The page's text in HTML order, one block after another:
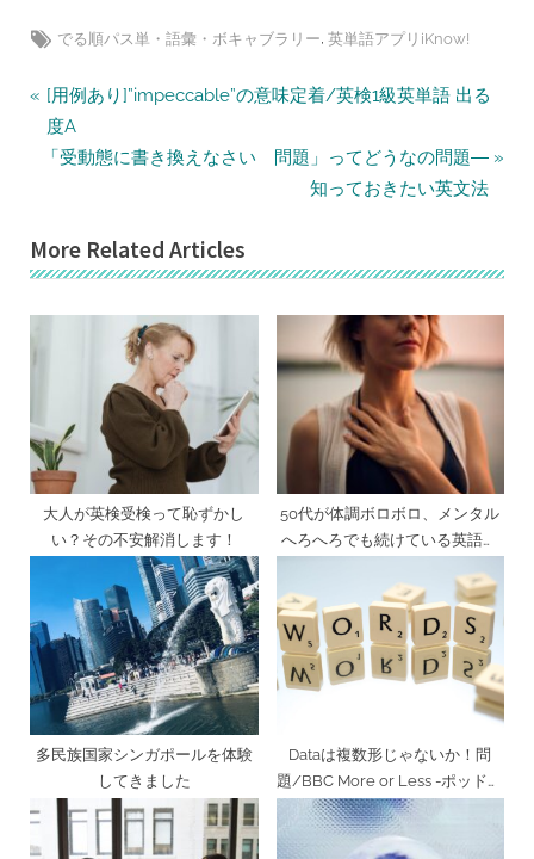
Tags:
でる順パス単・語彙・ボキャブラリー, 英単語アプリiKnow!
投
稿
ー
ョ
ン
P
r
e
o
u
s
t
:
[用例あり]”impeccable”の意味定着/英検1級英単語 出る
度A
N
t
P
o
「受動態に書き換えなさい 問題」ってどうなの問題―
知っておきたい英文法
More Related Articles
大人が英検受検って恥ずかし
い？その不安解消します！
50代が体調ボロボロ、メンタル
へろへろでも続けている英語ル
多民族国家シンガポールを体験
してきました
Dataは複数形じゃないか！問
題/BBC More or Less -ポッドキ
ャストでリスニング力アップ！